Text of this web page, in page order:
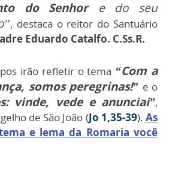
do Senhore do seu
, destaca o reitor do Santuário
Eduardo Catalfo. C.Ss.R.
irão refletir o tema “Com a
somos peregrinas!” e o
vinde, vede e anunciai”,
de São João (Jo 1,35-39). As
e lema da Romaria você